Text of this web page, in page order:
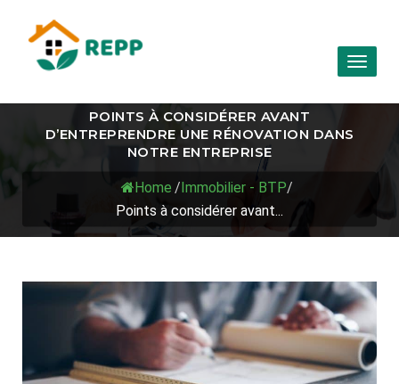
Toggle
POINTS À CONSIDÉRER AVANT
D’ENTREPRENDRE UNE RÉNOVATION DANS
NOTRE ENTREPRISE
Home /Immobilier - BTP/
Points à considérer avant...